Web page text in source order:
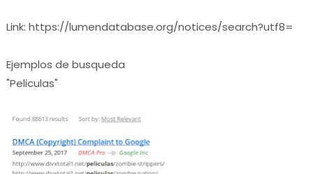
Link: https://lumendatabase.org/notices/search?utf8=
Ejemplos de busqueda
"Peliculas"